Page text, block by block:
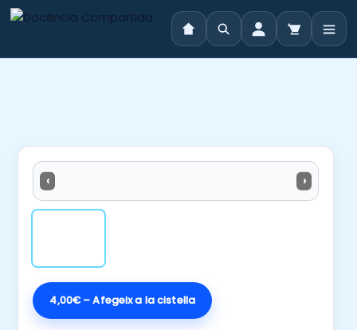
‹ ›
4,00€ – Afegeix a la cistella